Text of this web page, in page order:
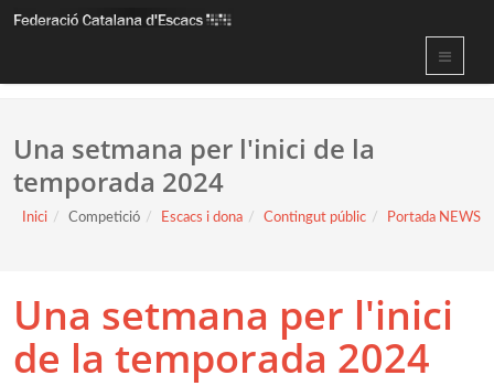
Una setmana per l'inici de la
temporada 2024
Inici Competició Escacs i dona Contingut públic Portada NEWS
Una setmana per l'inici
de la temporada 2024